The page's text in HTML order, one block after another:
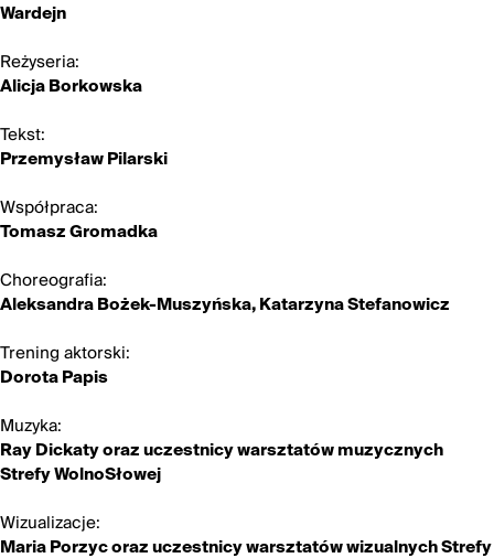
Wardejn
Reżyseria:
Alicja Borkowska
Tekst:
Przemysław Pilarski
Współpraca:
Tomasz Gromadka
Choreografia:
Aleksandra Bożek-Muszyńska, Katarzyna Stefanowicz
Trening aktorski:
Dorota Papis
Muzyka:
Ray Dickaty oraz uczestnicy warsztatów muzycznych
Strefy WolnoSłowej
Wizualizacje:
Maria Porzyc oraz uczestnicy warsztatów wizualnych Strefy